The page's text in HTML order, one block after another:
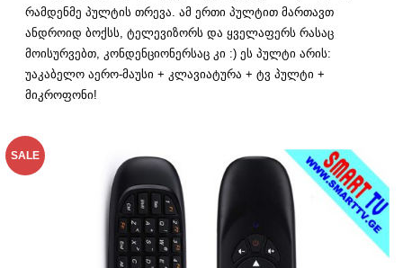
რამდენმე პულტის თრევა. ამ ერთი პულტით მართავთ
ანდროიდ ბოქსს, ტელევიზორს და ყველაფერს რასაც
მოისურვებთ, კონდენციონერსაც კი :) ეს პულტი არის:
უაკაბელო აერო-მაუსი + კლავიატურა + ტვ პულტი +
მიკროფონი!
SALE